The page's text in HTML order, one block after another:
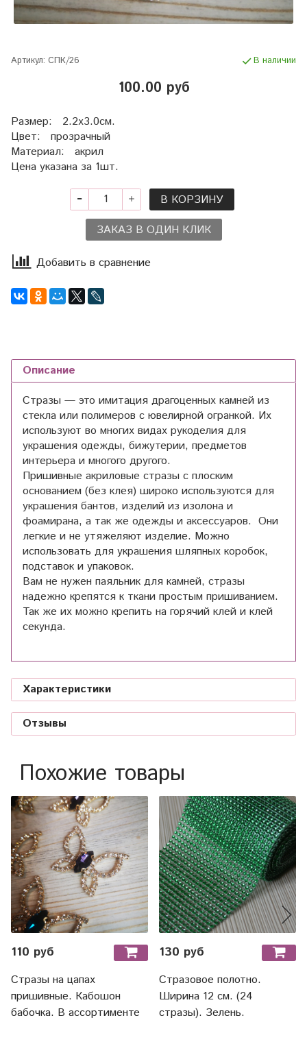
Артикул: СПК/26 В наличии
100.00 руб
Размер: 2.2х3.0см.
Цвет: прозрачный
Материал: акрил
Цена указана за 1шт.
В КОРЗИНУ
ЗАКАЗ В ОДИН КЛИК
Добавить в сравнение
Описание
Стразы — это имитация драгоценных камней из
стекла или полимеров с ювелирной огранкой. Их
используют во многих видах рукоделия для
украшения одежды, бижутерии, предметов
интерьера и многого другого.
Пришивные акриловые стразы с плоским
основанием (без клея) широко используются для
украшения бантов, изделий из изолона и
фоамирана, а так же одежды и аксессуаров. Они
легкие и не утяжеляют изделие. Можно
использовать для украшения шляпных коробок,
подставок и упаковок.
Вам не нужен паяльник для камней, стразы
надежно крепятся к ткани простым пришиванием.
Так же их можно крепить на горячий клей и клей
секунда.
Характеристики
Отзывы
Похожие товары
110 руб
Стразы на цапах
пришивные. Кабошон
бабочка. В ассортименте
130 руб
Стразовое полотно.
Ширина 12 см. (24
стразы). Зелень.